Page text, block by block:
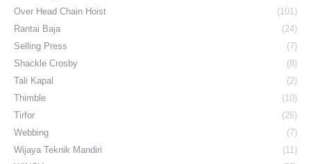
Over Head Chain Hoist
(101)
Rantai Baja
(24)
Selling Press
(7)
Shackle Crosby
(8)
Tali Kapal
(2)
Thimble
(10)
Tirfor
(26)
Webbing
(7)
Wijaya Teknik Mandiri
(11)